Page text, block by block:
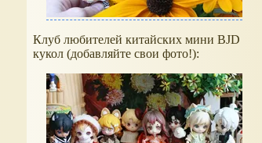
Клуб любителей китайских мини BJD
кукол (добавляйте свои фото!):